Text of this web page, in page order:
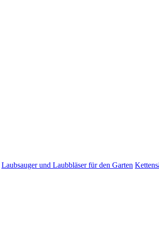
Laubsauger und Laubbläser für den Garten